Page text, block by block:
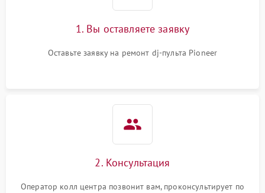
1. Вы оставляете заявку
Оставьте заявку на ремонт dj-пульта Pioneer
2. Консультация
Оператор колл центра позвонит вам, проконсультирует по